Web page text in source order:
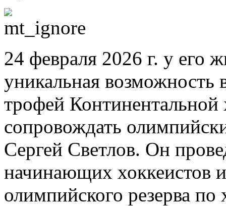
24 февраля 2026 г. у его
уникальная
трофей Континентальной
сопровождать
Сергей Светлов. Он
начинающих хоккеистов
олимпийского резерва по